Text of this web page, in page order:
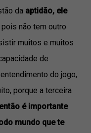
da aptidão, ele
pois não tem outro
muitos e muitos
de
do jogo,
porque a terceira
é importante
mundo que te